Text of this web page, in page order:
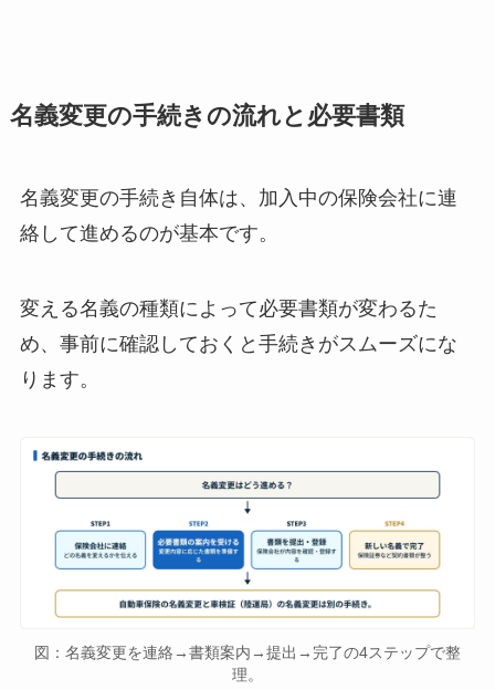
名義変更の手続きの流れと必要書類
名義変更の手続き自体は、加入中の保険会社に連
絡して進めるのが基本です。
変える名義の種類によって必要書類が変わるた
め、事前に確認しておくと手続きがスムーズにな
ります。
図：名義変更を連絡→書類案内→提出→完了の4ステップで整
理。